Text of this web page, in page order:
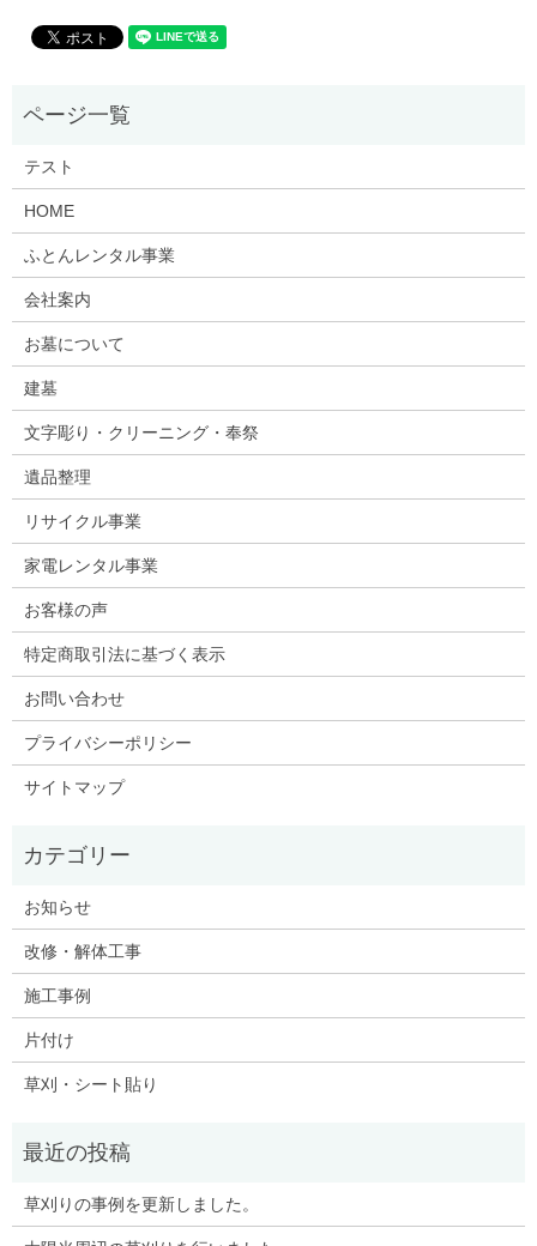
テスト
HOME
ふとんレンタル事業
会社案内
お墓について
建墓
文字彫り・クリーニング・奉祭
遺品整理
リサイクル事業
家電レンタル事業
お客様の声
特定商取引法に基づく表示
お問い合わせ
プライバシーポリシー
サイトマップ
お知らせ
改修・解体工事
施工事例
片付け
草刈・シート貼り
草刈りの事例を更新しました。